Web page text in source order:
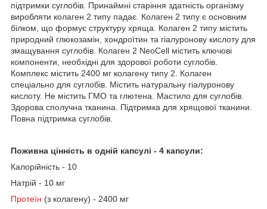
підтримки суглобів. Принаймні старіння здатність організму
виробляти колаген 2 типу падає. Колаген 2 типу є основним
білком, що формує структуру хряща. Колаген 2 типу містить
природний глюкозамін, хондроїтин та гіалуронову кислоту для
змащування суглобів. Колаген 2 NeoCell містить ключові
компоненти, необхідні для здорової роботи суглобів.
Комплекс містить 2400 мг колагену типу 2. Колаген
спеціально для суглобів. Містить натуральну гіалуронову
кислоту. Не містить ГМО та глютена. Мастило для суглобів.
Здорова сполучна тканина. Підтримка для хрящової тканини.
Повна підтримка суглобів.
Поживна цінність в одній капсулі - 4 капсули:
Калорійність - 10
Натрій - 10 мг
Протеїн (з колагену) - 2400 мг